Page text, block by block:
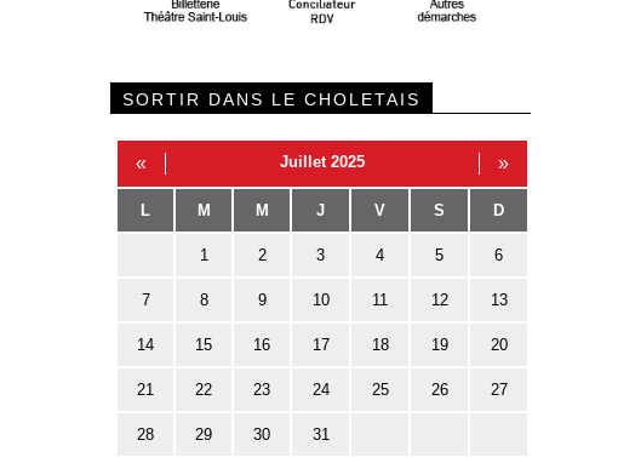
SORTIR DANS LE CHOLETAIS
« Juillet 2025 »
L M M J V S D
1 2 3 4 5 6
7 8 9 10 11 12 13
14 15 16 17 18 19 20
21 22 23 24 25 26 27
28 29 30 31